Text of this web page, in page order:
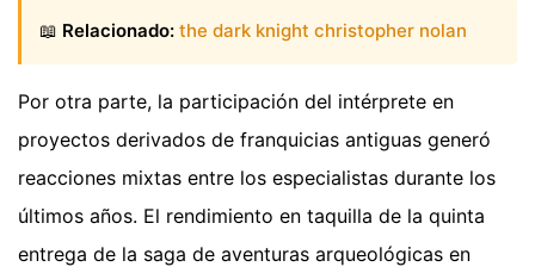
📖 Relacionado: the dark knight christopher nolan
Por otra parte, la participación del intérprete en
proyectos derivados de franquicias antiguas generó
reacciones mixtas entre los especialistas durante los
últimos años. El rendimiento en taquilla de la quinta
entrega de la saga de aventuras arqueológicas en